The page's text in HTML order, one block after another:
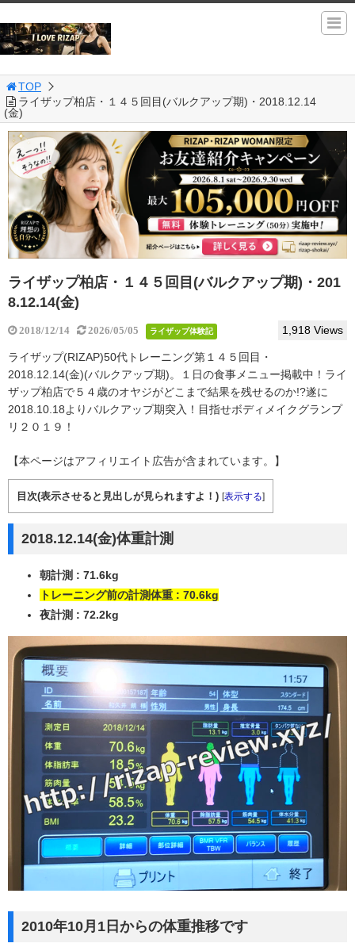
TOP
ライザップ柏店・１４５回目(バルクアップ期)・2018.12.14
(金)
ライザップ柏店・１４５回目(バルクアップ期)・201
8.12.14(金)
2018/12/14 2026/05/05 ライザップ体験記 1,918 Views
ライザップ(RIZAP)50代トレーニング第１４５回目・
2018.12.14(金)(バルクアップ期)。１日の食事メニュー掲載中！ライ
ザップ柏店で５４歳のオヤジがどこまで結果を残せるのか!?遂に
2018.10.18よりバルクアップ期突入！目指せボディメイクグランプ
リ２０１９！
【本ページはアフィリエイト広告が含まれています。】
目次(表示させると見出しが見られますよ！) [表示する]
2018.12.14(金)体重計測
朝計測 : 71.6kg
トレーニング前の計測体重 : 70.6kg
夜計測 : 72.2kg
2010年10月1日からの体重推移です